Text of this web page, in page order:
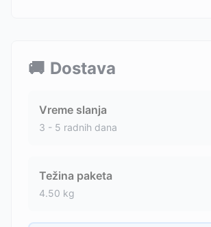
🚚 Dostava
Vreme slanja
3 - 5 radnih dana
Težina paketa
4.50 kg